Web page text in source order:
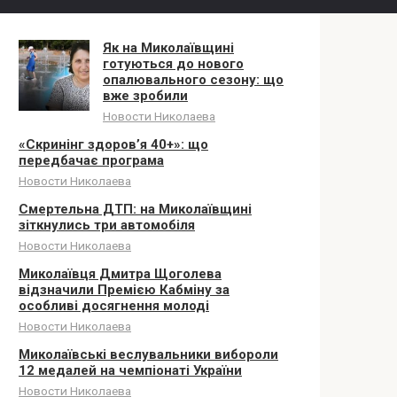
Як на Миколаївщині
готуються до нового
опалювального сезону: що
вже зробили
Новости Николаева
«Скринінг здоров’я 40+»: що
передбачає програма
Новости Николаева
Смертельна ДТП: на Миколаївщині
зіткнулись три автомобіля
Новости Николаева
Миколаївця Дмитра Щоголева
відзначили Премією Кабміну за
особливі досягнення молоді
Новости Николаева
Миколаївські веслувальники вибороли
12 медалей на чемпіонаті України
Новости Николаева